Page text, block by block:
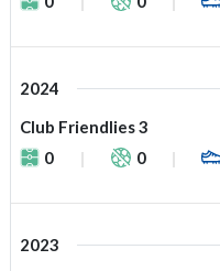
2024
Club Friendlies 3
0
0
2023